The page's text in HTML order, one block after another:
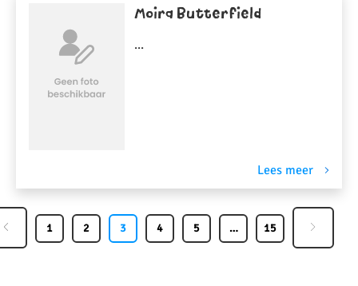
Moira Butterfield
...
Lees meer
1 2 3 4 5 … 15